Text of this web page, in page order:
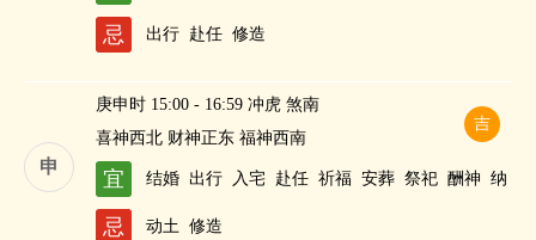
忌 出行 赴任 修造
申
吉
庚申时 15:00 - 16:59 冲虎 煞南
喜神西北 财神正东 福神西南
宜 结婚 出行 入宅 赴任 祈福 安葬 祭祀 酬神 纳
财
忌 动土 修造